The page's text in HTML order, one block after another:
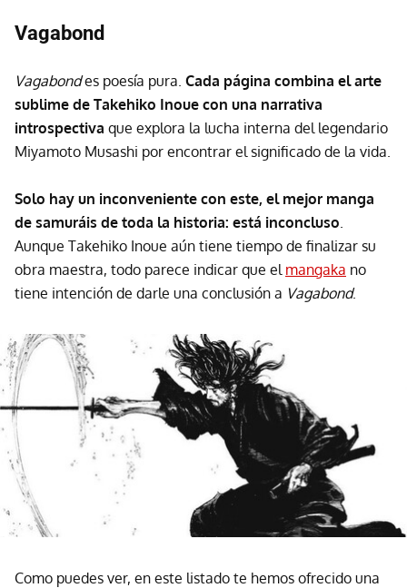
Vagabond
Vagabondes poesía pura. Cada página combina el arte
sublime de Takehiko Inoue con una narrativa
introspectiva que explora la lucha interna del legendario
Miyamoto Musashi por encontrar el significado de la vida.
Solo hay un inconveniente con este, el mejor manga
de samuráis de toda la historia: está inconcluso.
Aunque Takehiko Inoue aún tiene tiempo de finalizar su
obra maestra, todo parece indicar que el mangaka no
tiene intención de darle una conclusión a Vagabond.
Como puedes ver, en este listado te hemos ofrecido una